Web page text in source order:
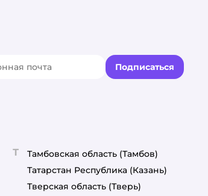
Подписаться
Т Тамбовская область (Тамбов)
Татарстан Республика (Казань)
Тверская область (Тверь)